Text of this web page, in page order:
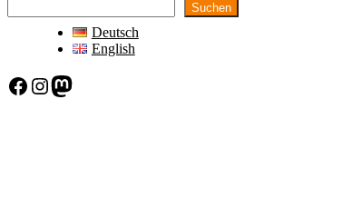
Suchen
Deutsch
English
Facebook Instagram Mastodon